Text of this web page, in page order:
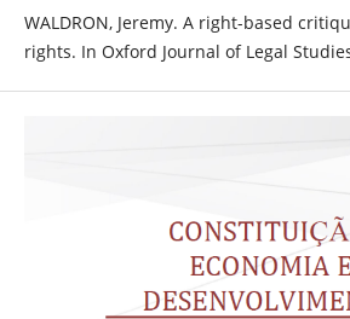
WALDRON, Jeremy. A right-based
rights. In Oxford Journal of Legal